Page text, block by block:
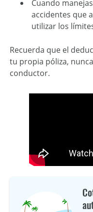
Cuando
accidentes que
utilizar los
Recuerda que el
tu propia póliza,
conductor.